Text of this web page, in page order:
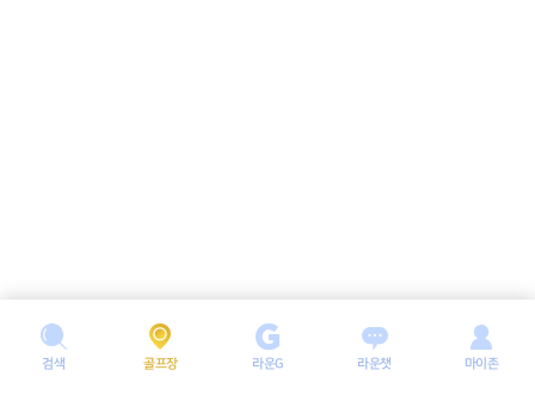
검색 골프장 라운G 라운챗 마이존